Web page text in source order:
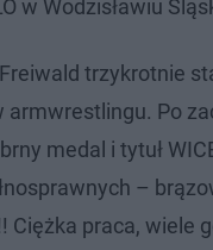
w Wodzisławiu
trzykrotnie
Po
medal i tytuł
–
Ciężka praca, wiele